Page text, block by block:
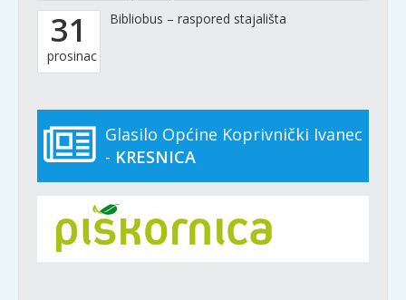
31
prosinac
Bibliobus – raspored stajališta
Glasilo Općine Koprivnički Ivanec
- KRESNICA